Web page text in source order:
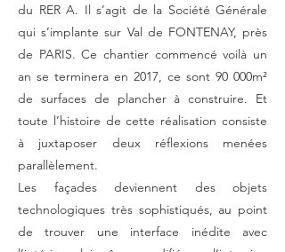
du RER A. Il s’agit de la Société Générale
qui s’implante sur Val de FONTENAY, près
de PARIS. Ce chantier commencé voilà un
an se terminera en 2017, ce sont 90 000m²
de surfaces de plancher à construire. Et
toute l’histoire de cette réalisation consiste
à juxtaposer deux réflexions menées
parallèlement.
Les façades deviennent des objets
technologiques très sophistiqués, au point
de trouver une interface inédite avec